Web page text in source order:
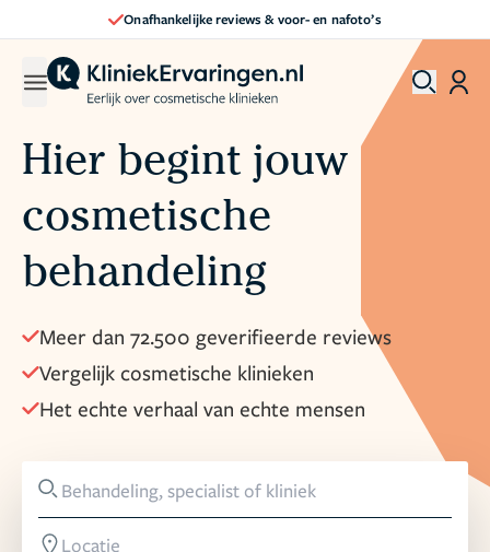
Direct een afspraak maken
Hier begint jouw
cosmetische
behandeling
Meer dan 72.500 geverifieerde reviews
Vergelijk cosmetische klinieken
Het echte verhaal van echte mensen